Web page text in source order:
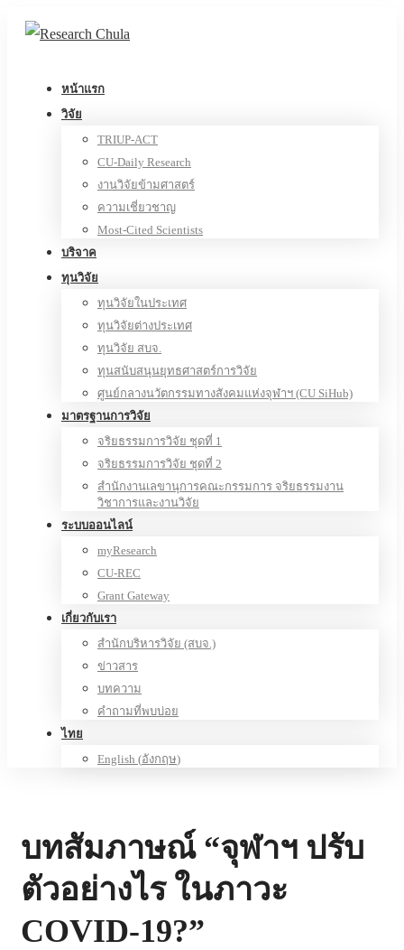
หน้าแรก
วิจัย
TRIUP-ACT
CU-Daily Research
งานวิจัยข้ามศาสตร์
ความเชี่ยวชาญ
Most-Cited Scientists
บริจาค
ทุนวิจัย
ทุนวิจัยในประเทศ
ทุนวิจัยต่างประเทศ
ทุนวิจัย สบจ.
ทุนสนับสนุนยุทธศาสตร์การวิจัย
ศูนย์กลางนวัตกรรมทางสังคมแห่งจุฬาฯ (CU SiHub)
มาตรฐานการวิจัย
จริยธรรมการวิจัย ชุดที่ 1
จริยธรรมการวิจัย ชุดที่ 2
สำนักงานเลขานุการคณะกรรมการ จริยธรรมงาน
วิชาการและงานวิจัย
ระบบออนไลน์
myResearch
CU-REC
Grant Gateway
เกี่ยวกับเรา
สำนักบริหารวิจัย (สบจ.)
ข่าวสาร
บทความ
คำถามที่พบบ่อย
ไทย
English (อังกฤษ)
บทสัมภาษณ์ “จุฬาฯ ปรับ
ตัวอย่างไร ในภาวะ
COVID-19?”